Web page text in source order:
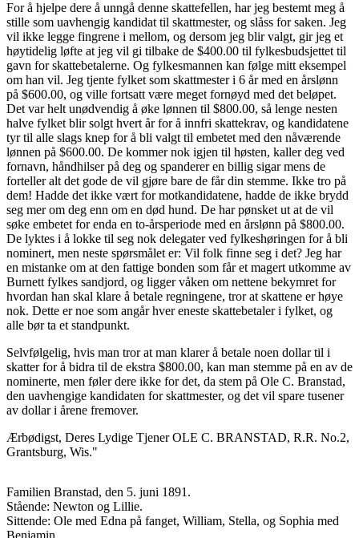
For å hjelpe dere å unngå denne skattefellen, har jeg bestemt meg å
stille som uavhengig kandidat til skattmester, og slåss for saken. Jeg
vil ikke legge fingrene i mellom, og dersom jeg blir valgt, gir jeg et
høytidelig løfte at jeg vil gi tilbake de $400.00 til fylkesbudsjettet til
gavn for skattebetalerne. Og fylkesmannen kan følge mitt eksempel
om han vil. Jeg tjente fylket som skattmester i 6 år med en årslønn
på $600.00, og ville fortsatt være meget fornøyd med det beløpet.
Det var helt unødvendig å øke lønnen til $800.00, så lenge nesten
halve fylket blir solgt hvert år for å innfri skattekrav, og kandidatene
tyr til alle slags knep for å bli valgt til embetet med den nåværende
lønnen på $600.00. De kommer nok igjen til høsten, kaller deg ved
fornavn, håndhilser på deg og spanderer en billig sigar mens de
forteller alt det gode de vil gjøre bare de får din stemme. Ikke tro på
dem! Hadde det ikke vært for motkandidatene, hadde de ikke brydd
seg mer om deg enn om en død hund. De har pønsket ut at de vil
søke embetet for enda en to-årsperiode med en årslønn på $800.00.
De lyktes i å lokke til seg nok delegater ved fylkeshøringen for å bli
nominert, men neste spørsmålet er: Vil folk finne seg i det? Jeg har
en mistanke om at den fattige bonden som får et magert utkomme av
Burnett fylkes sandjord, og ligger våken om nettene bekymret for
hvordan han skal klare å betale regningene, tror at skattene er høye
nok. Dette er noe som angår hver eneste skattebetaler i fylket, og
alle bør ta et standpunkt.
Selvfølgelig, hvis man tror at man klarer å betale noen dollar til i
skatter for å bidra til de ekstra $800.00, kan man stemme på en av de
nominerte, men føler dere ikke for det, da stem på Ole C. Branstad,
den uavhengige kandidaten for skattmester, og det vil spare tusener
av dollar i årene fremover.
Ærbødigst, Deres Lydige Tjener OLE C. BRANSTAD, R.R. No.2,
Grantsburg, Wis."
Familien Branstad, den 5. juni 1891.
Stående: Newton og Lillie.
Sittende: Ole med Edna på fanget, William, Stella, og Sophia med